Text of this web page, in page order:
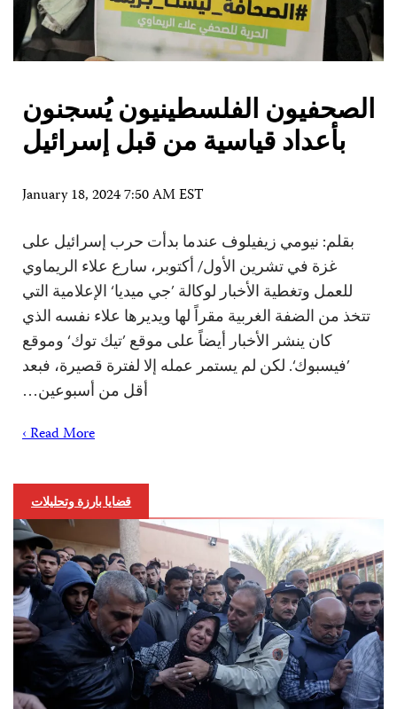
الصحفيون الفلسطينيون يُسجنون
بأعداد قياسية من قبل إسرائيل
January 18, 2024 7:50 AM EST
بقلم: نيومي زيفيلوف عندما بدأت حرب إسرائيل على
غزة في تشرين الأول/ أكتوبر، سارع علاء الريماوي
للعمل وتغطية الأخبار لوكالة ’جي ميديا‘ الإعلامية التي
تتخذ من الضفة الغربية مقراً لها ويديرها علاء نفسه الذي
كان ينشر الأخبار أيضاً على موقع ’تيك توك‘ وموقع
’فيسبوك‘. لكن لم يستمر عمله إلا لفترة قصيرة، فبعد
أقل من أسبوعين…
Read More ›
قضايا بارزة وتحليلات